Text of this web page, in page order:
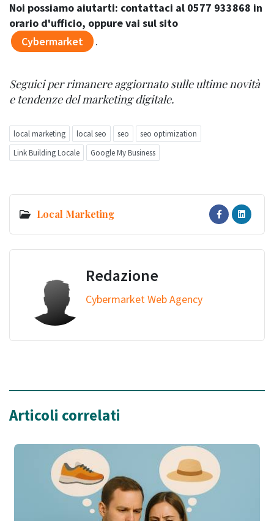
Noi possiamo aiutarti: contattaci al 0577 933868 in
orario d'ufficio, oppure vai sul sito
Cybermarket
.
Seguici per rimanere aggiornato sulle ultime novità
e tendenze del marketing digitale.
local marketing local seo seo
seo optimization
Link Building Locale
Google My Business
Local Marketing
Redazione
Cybermarket Web Agency
Articoli correlati